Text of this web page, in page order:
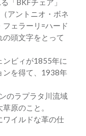
「BKFチェア」
アントニオ・ボネ
ェラーリ=ハード
頭文字をとって
ンビィが1855年に
ンを得て、1938年
のラプラタ川流域
原のこと。
ワイルドな革の仕